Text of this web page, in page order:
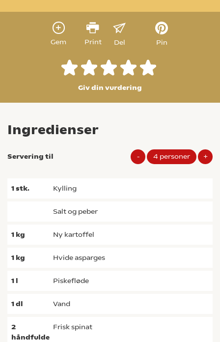
Gem Print Del Pin
Giv din vurdering
Ingredienser
Servering til - 4 personer +
1stk. kylling
salt og peber
1 kg ny kartoffel
1 kg hvide asparges
1 l piskefløde
1dl vand
2
håndfulde
frisk spinat